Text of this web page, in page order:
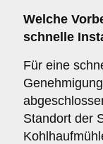
Welche
schnelle
Für eine
Standort der